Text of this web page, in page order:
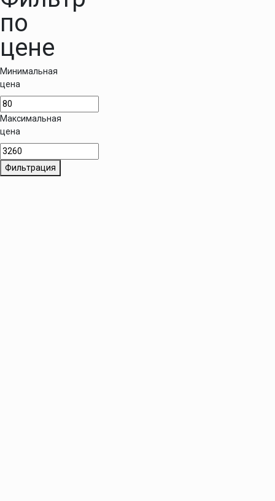
по
цене
Минимальная
цена
Максимальная
цена
Фильтрация